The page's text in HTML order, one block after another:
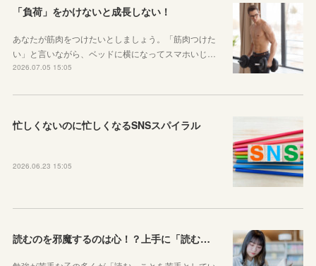
「負荷」をかけないと成長しない！
あなたが筋肉をつけたいとしましょう。「筋肉つけた
い」と言いながら、ベッドに横になってスマホいじ…
2026.07.05 15:05
忙しくないのに忙しくなるSNSスパイラル
2026.06.23 15:05
読むのを邪魔するのは心！？上手に「読む」ための気持ちの対処法